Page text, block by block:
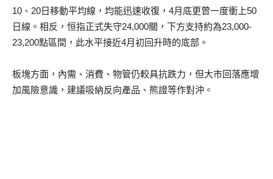
10、20日移動平均線，均能迅速收復，4月底更曾一度衝上50
日線。相反，恒指正式失守24,000關，下方支持約為23,000-
23,200點區間，此水平接近4月初回升時的底部。
板塊方面，內需、消費、物管仍較具抗跌力，但大市回落應增
加風險意識，建議吸納反向產品、熊證等作對沖。